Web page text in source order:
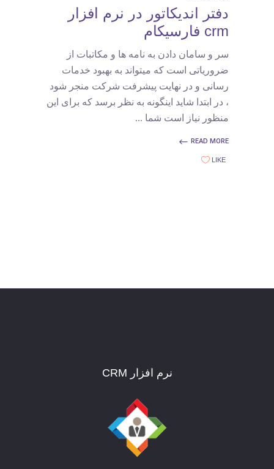
دفتر اندیکاتور در نرم افزار
crm فارسیکام
سر و سامان دادن به نامه ها و مکاتبات از
ضروریاتی است که میتواند به بهبود خدمات
رسانی و در نهایت پیشرفت شرکت منجر شود
، در ابتدا شاید اینگونه به نظر برسد که برای این
منظور نیاز است شما
READ MORE
LIKE
نرم افزار CRM